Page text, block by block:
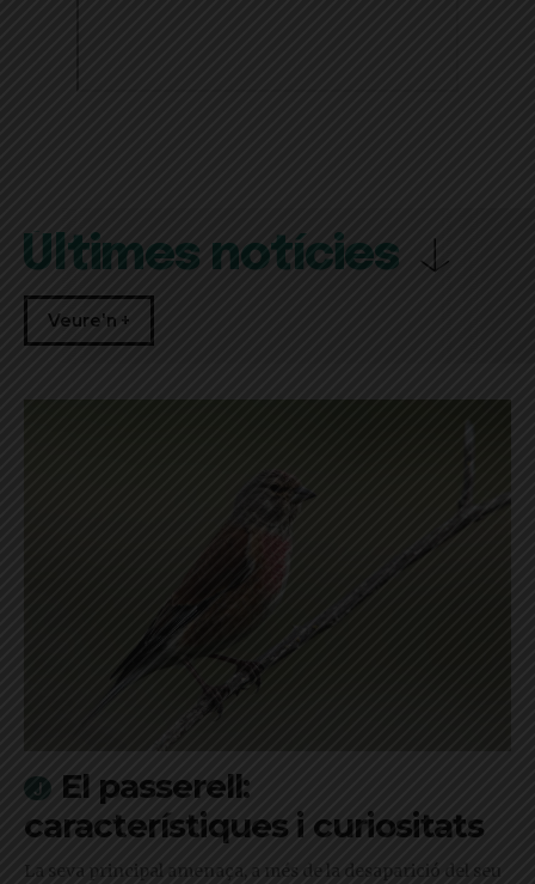
Últimes notícies
Veure'n +
El passerell:
característiques i curiositats
La seva principal amenaça, a més de la desaparició del seu